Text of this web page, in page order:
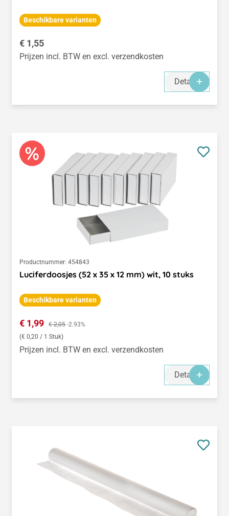
Beschikbare varianten
Normale prijs:
€ 1,55
Prijzen incl. BTW en excl. verzendkosten
Details
Productnummer: 454843
Luciferdoosjes (52 x 35 x 12 mm) wit, 10 stuks
Beschikbare varianten
Verkoopprijs:
€ 1,99 Normale prijs:
€ 2,05 -2.93%
(€ 0,20 / 1 Stuk)
Prijzen incl. BTW en excl. verzendkosten
Details